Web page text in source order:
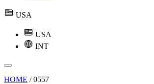
USA
USA
INT
HOME / 0557